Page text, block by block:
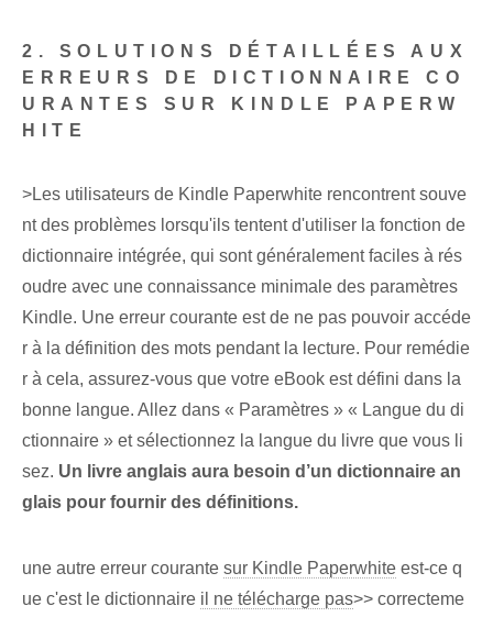
2. SOLUTIONS DÉTAILLÉES AUX
ERREURS DE DICTIONNAIRE CO
URANTES SUR KINDLE PAPERW
HITE
>Les utilisateurs de Kindle Paperwhite rencontrent souve
nt des problèmes lorsqu'ils tentent d'utiliser la fonction de
dictionnaire intégrée, qui sont généralement faciles à rés
oudre avec une connaissance minimale des paramètres
Kindle. Une erreur courante est de ne pas pouvoir accéde
r à la définition des mots pendant la lecture. Pour remédie
r à cela, assurez-vous que votre eBook est défini dans la
bonne langue. Allez dans « Paramètres » « Langue du di
ctionnaire » et sélectionnez la langue du ⁢livre⁣ que vous li
sez⁣.⁤ Un livre anglais aura besoin d’un dictionnaire an
glais pour fournir des définitions.
une autre erreur courante sur Kindle Paperwhite est-ce q
ue c'est le dictionnaire il ne télécharge pas>> correcteme